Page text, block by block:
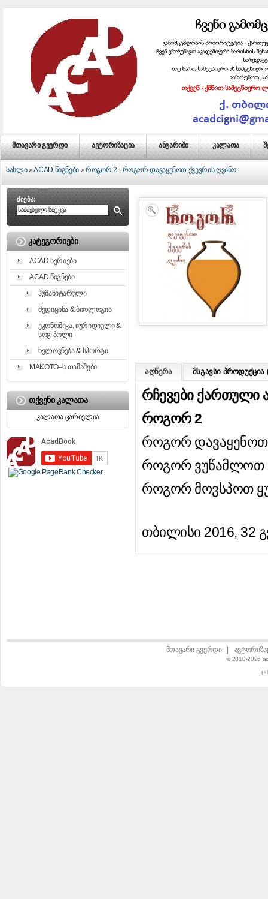
მთავარი გვერდი ავტორიზაცია ანგარიში კალათა
სახლი>ACAD წიგნები >როგორ 2 - როგორ დავაყენოთ ქვევრის ღვინო
ძიება:
ᲙᲐᲢᲔᲒᲝᲠᲘᲔᲑᲘ
ACAD სერიები
ACAD წიგნები
ჰუმანიტარული
მედიცინა & ბიოლოგია
ეკონომიკა, იურიდიული &
სოც-პოლი
ხელოვნება & სპორტი
MAKOTO–ს თამაშები
ᲗᲥᲕᲔᲜᲘ ᲙᲐᲚᲐᲗᲐ
კალათა ცარიელია
აღწერა მსგავსი პროდუქცია
რჩევები ქართული
როგორ 2
როგორ დავაყენოთ
როგორ ვუწამლოთ
როგორ მოვსპოთ
თბილისი 2016, 32
მთავარი გვერდი|
© 2010-2026